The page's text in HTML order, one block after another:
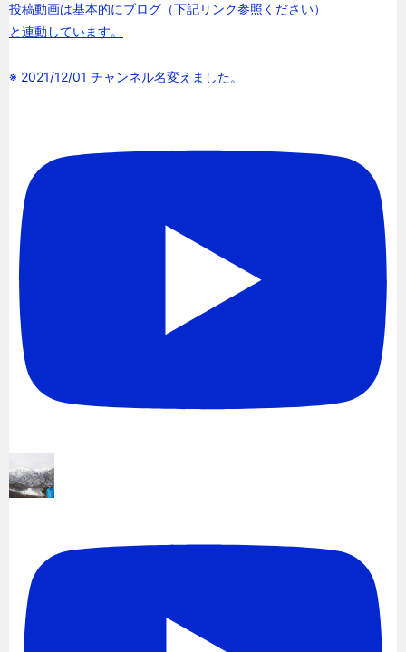
投稿動画は基本的にブログ（下記リンク参照ください）
と連動しています。
※ 2021/12/01 チャンネル名変えました。